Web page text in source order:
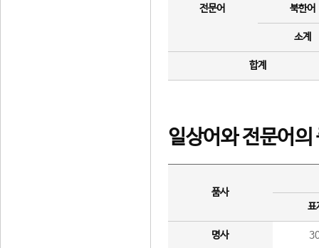
전문어 북한어
소계
합계
일상어와 전문어의
품사
표
명사